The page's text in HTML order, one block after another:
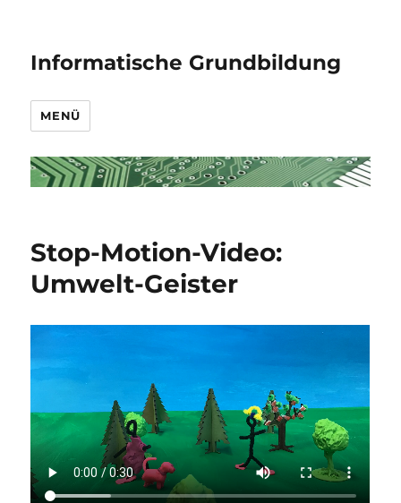
Informatische Grundbildung
MENÜ
Stop-Motion-Video:
Umwelt-Geister